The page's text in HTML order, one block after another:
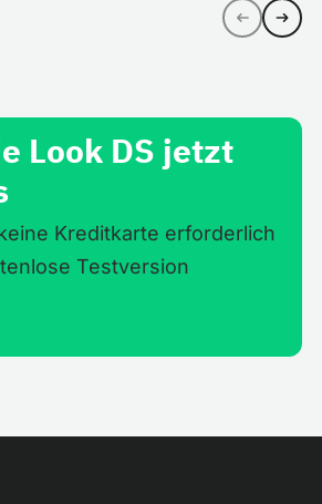
Look DS jetzt
Kreditkarte erforderlich
Testversion